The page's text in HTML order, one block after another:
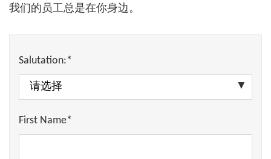
我们的员工总是在你身边。
Salutation:*
First Name*